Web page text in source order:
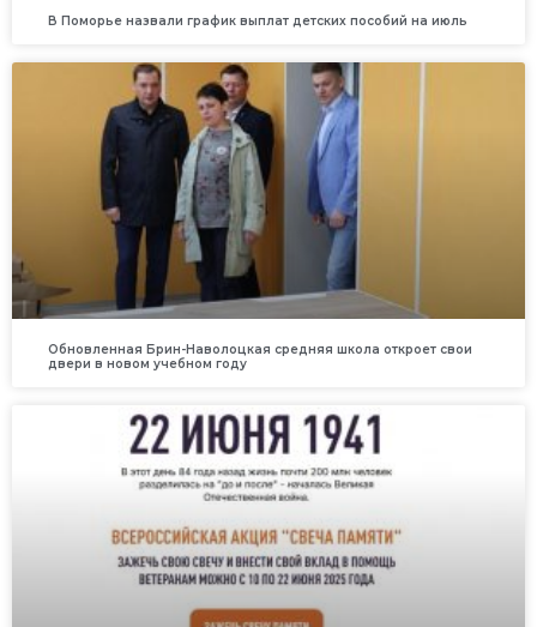
В Поморье назвали график выплат детских пособий на июль
Обновленная Брин-Наволоцкая средняя школа откроет свои
двери в новом учебном году